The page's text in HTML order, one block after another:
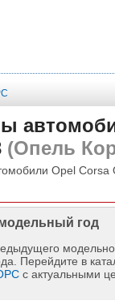
(Опель
Opel Corsa
год
Перейдите в
с актуальными